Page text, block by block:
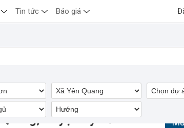
Huyện Kỳ Sơn
Tin tức Báo giá